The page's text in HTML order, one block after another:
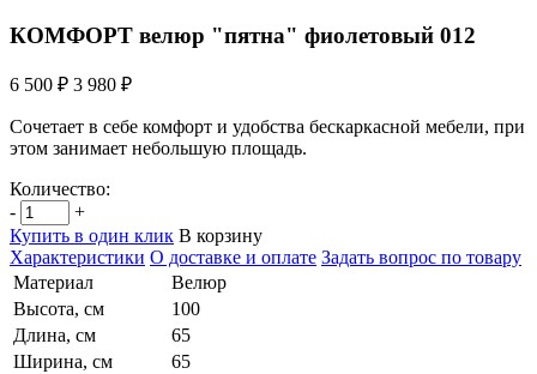
КОМФОРТ велюр "пятна" фиолетовый 012
6 500 ₽ 3 980 ₽
Сочетает в себе комфорт и удобства бескаркасной мебели, при
этом занимает небольшую площадь.
Количество:
-
+
Купить в один клик В корзину
Характеристики О доставке и оплате Задать вопрос по товару
Материал
Велюр
Высота, см
100
Длина, см
65
Ширина, см
65